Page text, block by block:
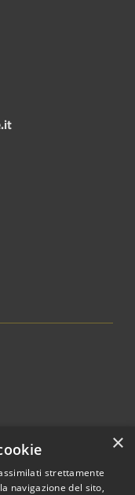
×
strettamente
navigazione del sito,